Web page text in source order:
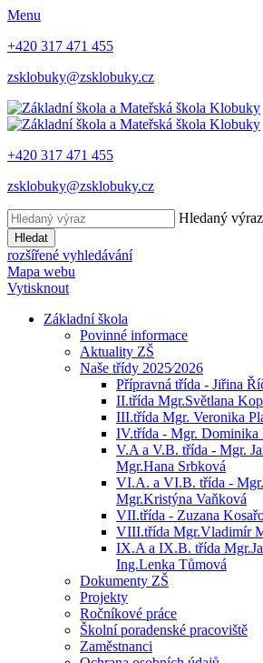
Menu
+420 317 471 455
zsklobuky@zsklobuky.cz
+420 317 471 455
zsklobuky@zsklobuky.cz
Hledaný výraz
Hledat
rozšířené vyhledávání
Mapa webu
Vytisknout
Základní škola
Povinné informace
Aktuality ZŠ
Naše třídy 2025⁄2026
Přípravná třída - Jiřina
II.třída Mgr.Světlana
III.třída Mgr. Veronika
IV.třída - Mgr. Dominika
V.A a V.B. třída - Mgr.
Mgr.Hana Srbková
VI.A. a VI.B. třída -
Mgr.Kristýna Vaňková
VII.třída - Zuzana
VIII.třída Mgr.Vladimír
IX.A a IX.B. třída
Ing.Lenka Tůmová
Dokumenty ZŠ
Projekty
Ročníkové práce
Školní poradenské pracoviště
Zaměstnanci